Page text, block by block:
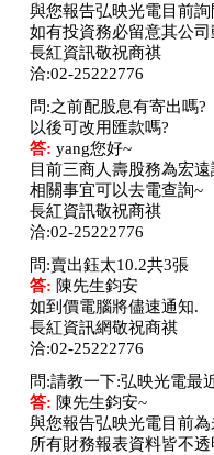
與您報告弘映光電目前
如有投資務必留意其公司
長紅資訊敬祝商祺
洽:02-25222776
問:之前配股息有寄出嗎?
以後可改用匯款嗎?
答: yang您好~
目前三商人壽股務為宏
相關事宜可以去電查詢~
長紅資訊敬祝商祺
洽:02-25222776
問:賣出鈺太10.2共3張
答: 陳先生鈞安
如到價電腦將儘速通知.
長紅資訊網敬祝商祺
洽:02-25222776
問:請教一下:弘映光電最
答: 陳先生鈞安~
與您報告弘映光電目前
所有財務報表資料皆不透